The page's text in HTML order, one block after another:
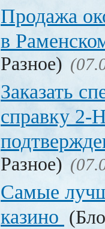
Продажа
в
Разное)
Заказать
справку
Разное)
Самые
казино